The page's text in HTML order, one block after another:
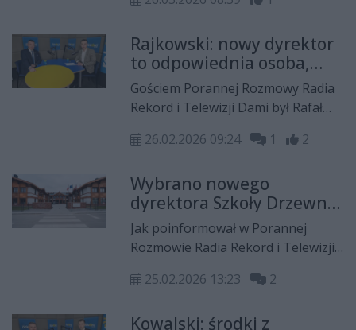
mazowieckiego, Jakub Kowalski.
Rajkowski: nowy dyrektor
to odpowiednia osoba,
która ustabilizuje sytuację
w Szkole Drzewnej
Gościem Porannej Rozmowy Radia
Rekord i Telewizji Dami był Rafał
województwa mazowieckiego.
26.02.2026 09:24 1 2
Wybrano nowego
dyrektora Szkoły Drzewnej
w Garbatce-Letnisku!
Jak poinformował w Porannej
Rozmowie Radia Rekord i Telewizji
województwa mazowieckiego,
Adamem Struzikiem wybrał nowego
25.02.2026 13:23 2
Kowalski: środki z